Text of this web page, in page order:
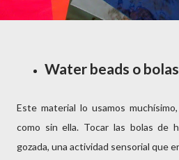
Water beads o
Este material lo usamos
como sin ella. Tocar las bolas de
gozada, una actividad sensorial que